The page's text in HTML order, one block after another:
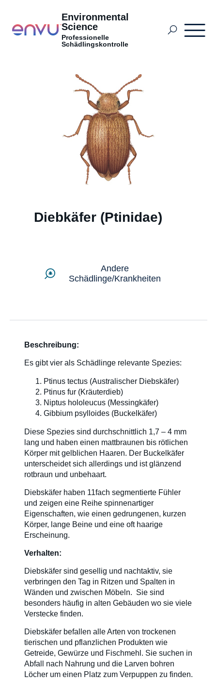
Environmental
Science
Professionelle
Schädlingskontrolle
SDS & Label
Kontakt
Sitemap
LinkedIn
Anwendungsbereiche
Innovation hinter den Kulissen mit Monika
Diebkäfer (Ptinidae)
Andere
Schädlinge/Krankheiten
Beschreibung:
Es gibt vier als Schädlinge relevante Spezies:
Ptinus tectus (Australischer Diebskäfer)
Ptinus fur (Kräuterdieb)
Niptus hololeucus (Messingkäfer)
Gibbium psylloides (Buckelkäfer)
Diese Spezies sind durchschnittlich 1,7 – 4 mm
lang und haben einen mattbraunen bis rötlichen
Körper mit gelblichen Haaren. Der Buckelkäfer
unterscheidet sich allerdings und ist glänzend
rotbraun und unbehaart.
Diebskäfer haben 11fach segmentierte Fühler
und zeigen eine Reihe spinnenartiger
Eigenschaften, wie einen gedrungenen, kurzen
Körper, lange Beine und eine oft haarige
Erscheinung.
Verhalten:
Diebskäfer sind gesellig und nachtaktiv, sie
verbringen den Tag in Ritzen und Spalten in
Wänden und zwischen Möbeln. Sie sind
besonders häufig in alten Gebäuden wo sie viele
Verstecke finden.
Diebskäfer befallen alle Arten von trockenen
tierischen und pflanzlichen Produkten wie
Getreide, Gewürze und Fischmehl. Sie suchen in
Abfall nach Nahrung und die Larven bohren
Löcher um einen Platz zum Verpuppen zu finden.